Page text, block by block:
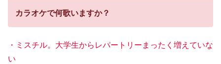
カラオケで何歌いますか？
・ミスチル。大学生からレパートリーまったく増えていな
い